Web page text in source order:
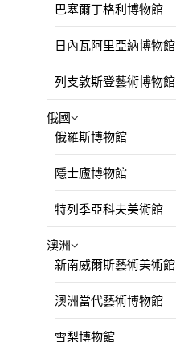
巴塞爾丁格利博物館
日內瓦阿里亞納博物館
列支敦斯登藝術博物館
俄國
俄羅斯博物館
隱士廬博物館
特列季亞科夫美術館
澳洲
新南威爾斯藝術美術館
澳洲當代藝術博物館
雪梨博物館